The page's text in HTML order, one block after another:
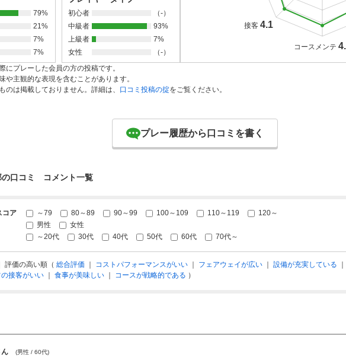
79%
21%
7%
7%
初心者
（-）
中級者
93%
上級者
7%
女性
（-）
コースメンテ
接客 4.1
プレーした会員の方の投稿です。
主観的な表現を含むことがあります。
は掲載しておりません。詳細は、 口コミ投稿の掟をご覧ください。
プレー履歴から口コミを書く
の口コミ コメント一覧
コア ～79 80～89 90～99 100～109 110～119
120～
男性
女性
～20代 30代 40代 50代 60代 70代～
評価の高い順（ 総合評価 コストパフォーマンスがいい フェアウェイが広い 設備が充実している
接客がいい
食事が美味しい コースが戦略的である ）
ん (男性 / 60代)